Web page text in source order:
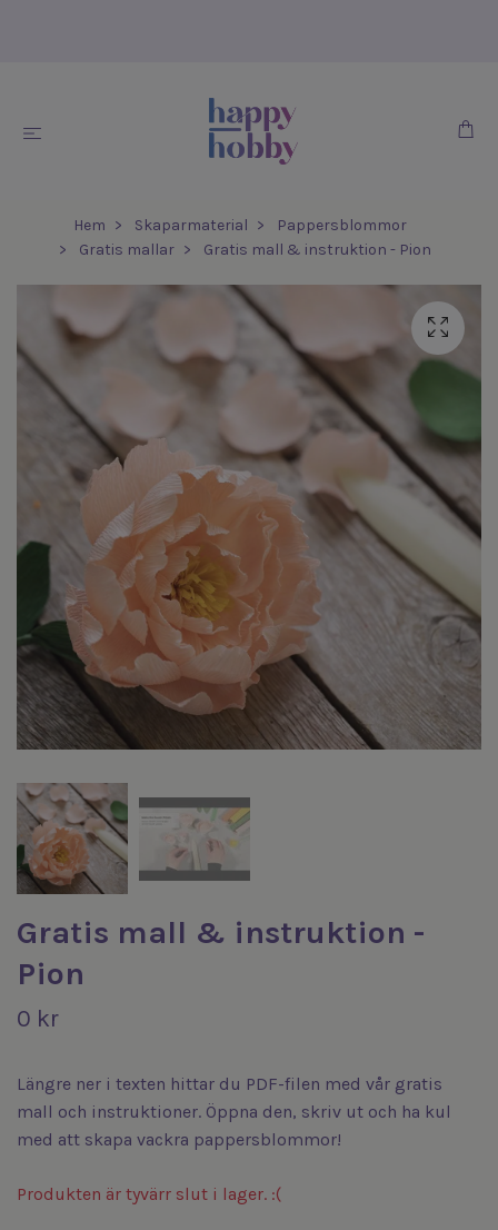
Hem Skaparmaterial
Pappersblommor
Gratis mallar
Gratis mall & instruktion - Pion
Gratis mall & instruktion -
Pion
0 kr
Längre ner i texten hittar du PDF-filen med vår gratis
mall och instruktioner. Öppna den, skriv ut och ha kul
med att skapa vackra pappersblommor!
Produkten är tyvärr slut i lager. :(